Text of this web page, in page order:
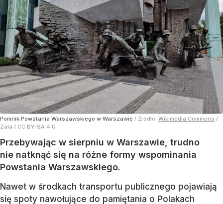
Pomnik Powstania Warszawskiego w Warszawie / Źródło: Wikimedia Commons /
Zala / CC BY-SA 4.0
Przebywając w sierpniu w Warszawie, trudno
nie natknąć się na różne formy wspominania
Powstania Warszawskiego.
Nawet w środkach transportu publicznego pojawiają
się spoty nawołujące do pamiętania o Polakach